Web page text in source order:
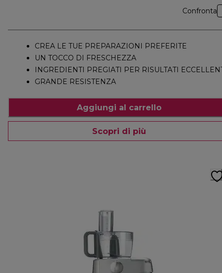
Confronta
CREA LE TUE PREPARAZIONI PREFERITE
UN TOCCO DI FRESCHEZZA
INGREDIENTI PREGIATI PER RISULTATI
GRANDE RESISTENZA
Aggiungi al carrello
Scopri di più